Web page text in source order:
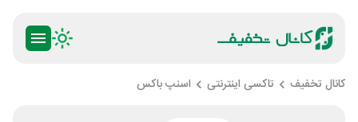
کانال تخفیف تاکسی اینترنتی اسنپ باکس